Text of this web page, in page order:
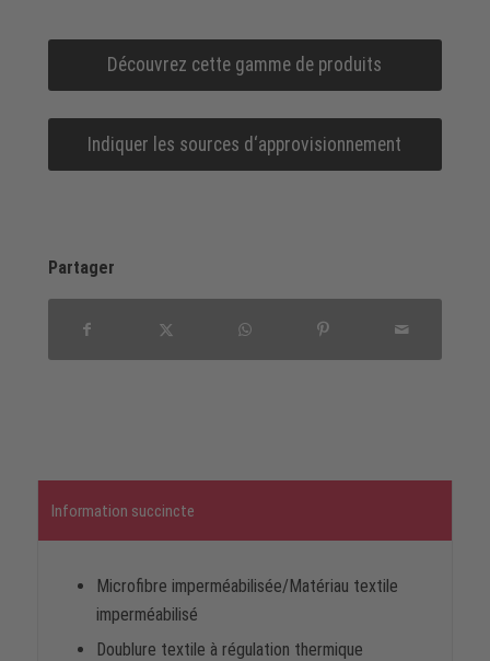
Découvrez cette gamme de produits
Indiquer les sources d‘approvisionnement
Partager
Information succincte
Microfibre imperméabilisée/Matériau textile
imperméabilisé
Doublure textile à régulation thermique